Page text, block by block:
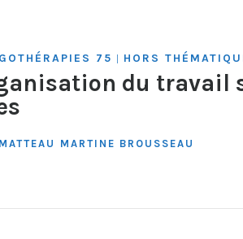
75 | HORS
du
MARTINE BROUSSEAU